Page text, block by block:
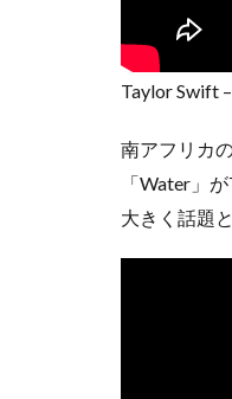
Taylor Swift
南アフリカ
「Water」
大きく話題